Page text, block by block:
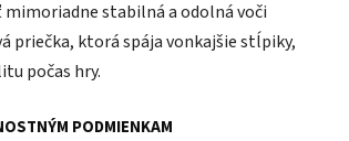
stabilná a odolná voči
priečka, ktorá spája vonkajšie stĺpiky,
počas hry.
PODMIENKAM